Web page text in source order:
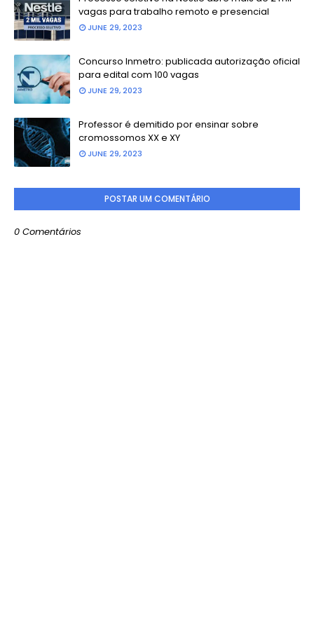
vagas para trabalho remoto e presencial
JUNE 29, 2023
Concurso Inmetro: publicada autorização oficial
para edital com 100 vagas
JUNE 29, 2023
Professor é demitido por ensinar sobre
cromossomos XX e XY
JUNE 29, 2023
POSTAR UM COMENTÁRIO
0 Comentários